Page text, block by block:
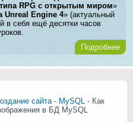
RPG с открытым миром»
Unreal Engine 4» (актуальный
в себя ещё десятки часов
Подробнее
сайта - MySQL - Как
в БД MySQL